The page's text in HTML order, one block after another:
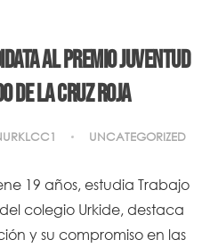
al Premio Juventud
de la Cruz Roja
UNCATEGORIZED
19 años, estudia Trabajo
colegio Urkide, destaca
y su compromiso en las